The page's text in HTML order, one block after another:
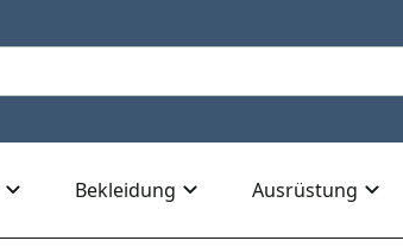
Bekleidung Ausrüstung